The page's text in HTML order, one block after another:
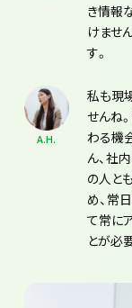
き情報
けませ
す。
A.H.
私も現
せんね
わる機
ん、社
の人と
め、常
て常に
とが必